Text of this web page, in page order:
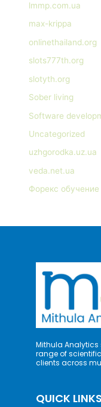
lmmp.com.ua
max-krippa
onlinethailand.org
slots777th.org
slotyth.org
Sober living
Software
Uncategorized
uzhgorodka.uz.ua
veda.net.ua
Форекс обучение
Mithula
range of
clients across
QUICK LINKS